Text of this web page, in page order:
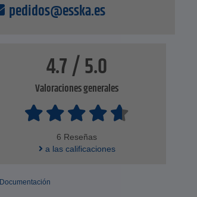
pedidos@esska.es
4.7 / 5.0
Valoraciones generales
6 Reseñas
a las calificaciones
Documentación